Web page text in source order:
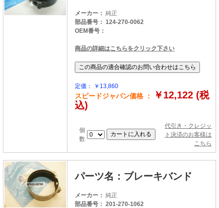
メーカー： 純正
部品番号： 124-270-0062
OEM番号：
商品の詳細はこちらをクリック下さい
定価： ￥13,860
スピードジャパン価格 ：
￥12,122 (税
込)
個
数
代引き・クレジッ
ト決済のお客様は
こちら
パーツ名：ブレーキバンド
メーカー： 純正
部品番号： 201-270-1062